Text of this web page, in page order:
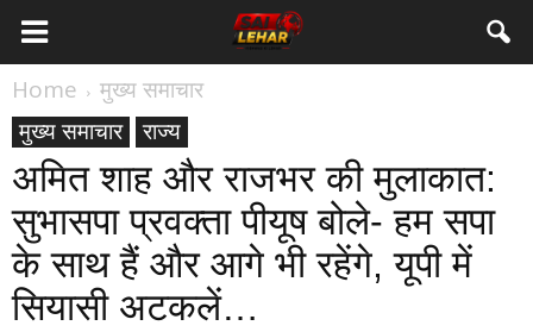
Home
मुख्य समाचार
मुख्य समाचार
राज्य
अमित शाह और राजभर की मुलाकात:
सुभासपा प्रवक्ता पीयूष बोले- हम सपा
के साथ हैं और आगे भी रहेंगे, यूपी में
सियासी अटकलें…